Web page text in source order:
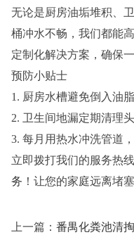
无论是厨房油垢堆积、
桶冲水不畅，我们都能
定制化解决方案，确保
预防小贴士
1. 厨房水槽避免倒入油
2. 卫生间地漏定期清理
3. 每月用热水冲洗管道
立即拨打我们的服务热
务 ！让您的家庭远
上一篇： 番禺化粪池清